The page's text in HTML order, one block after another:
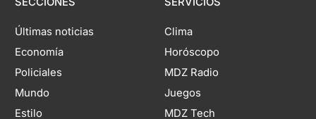
Últimas noticias
Economía
Policiales
Mundo
Estilo
Clima
Horóscopo
MDZ Radio
Juegos
MDZ Tech